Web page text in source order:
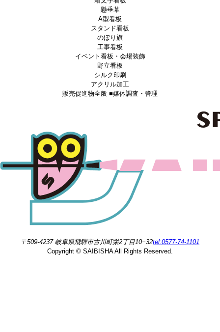
懸垂幕
A型看板
スタンド看板
のぼり旗
工事看板
イベント看板・会場装飾
野立看板
シルク印刷
アクリル加工
販売促進物全般 ■媒体調査・管理
〒509-4237 岐阜県飛騨市古川町栄2丁目10−32tel:0577-74-1101
Copyright © SAIBISHA All Rights Reserved.